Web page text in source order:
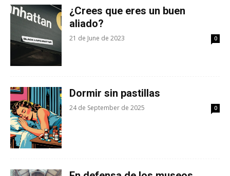
¿Crees que eres un buen
aliado?
21 de June de 2023 0
Dormir sin pastillas
24 de September de 2025 0